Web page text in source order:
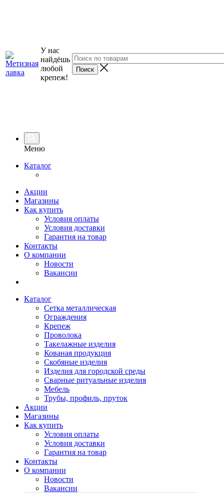
У нас
найдёшь
любой
крепеж!
Меню
Каталог
Акции
Магазины
Как купить
Условия оплаты
Условия доставки
Гарантия на товар
Контакты
О компании
Новости
Вакансии
Каталог
Сетка металлическая
Ограждения
Крепеж
Проволока
Такелажные изделия
Кованая продукция
Скобяные изделия
Изделия для городской среды
Сварные ритуальные изделия
Мебель
Трубы, профиль, пруток
Акции
Магазины
Как купить
Условия оплаты
Условия доставки
Гарантия на товар
Контакты
О компании
Новости
Вакансии